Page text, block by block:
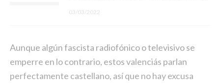
03/03/2022
Aunque algún fascista radiofónico o televisivo se
emperre en lo contrario, estos valenciás parlan
perfectamente castellano, así que no hay excusa